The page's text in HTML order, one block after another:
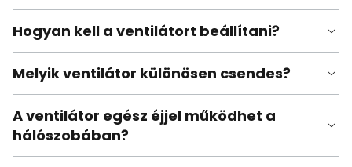
Hogyan kell a ventilátort beállítani?
Melyik ventilátor különösen csendes?
A ventilátor egész éjjel működhet a
hálószobában?